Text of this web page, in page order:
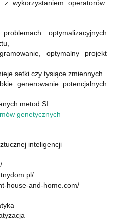
z wykorzystaniem operatorów:
optymalizacyjnych
optymalny projekt
setki czy tysiące zmiennych
generowanie potencjalnych
metod SI
genetycznych
inteligencji
house-and-home.com/